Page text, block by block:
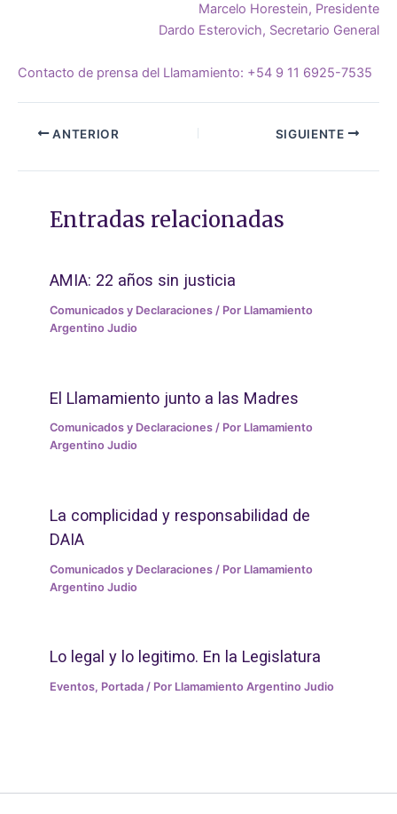
Marcelo Horestein, Presidente
Dardo Esterovich, Secretario General
Contacto de prensa del Llamamiento: +54 9 11 6925-7535
ANTERIOR SIGUIENTE
Entradas relacionadas
AMIA: 22 años sin justicia
Comunicados y Declaraciones / Por Llamamiento
Argentino Judio
El Llamamiento junto a las Madres
Comunicados y Declaraciones / Por Llamamiento
Argentino Judio
La complicidad y responsabilidad de
DAIA
Comunicados y Declaraciones / Por Llamamiento
Argentino Judio
Lo legal y lo legitimo. En la Legislatura
Eventos, Portada / Por Llamamiento Argentino Judio